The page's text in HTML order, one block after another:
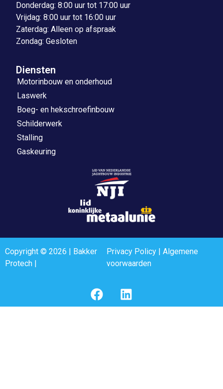
Donderdag: 8:00 uur tot 17:00 uur
Vrijdag: 8:00 uur tot 16:00 uur
Zaterdag: Alleen op afspraak
Zondag: Gesloten
Diensten
Motorinbouw en onderhoud
Laswerk
Boeg- en hekschroefinbouw
Schilderwerk
Stalling
Gaskeuring
Copyright © 2026 | Bakker
Protech |
Privacy Policy| Algemene
voorwaarden